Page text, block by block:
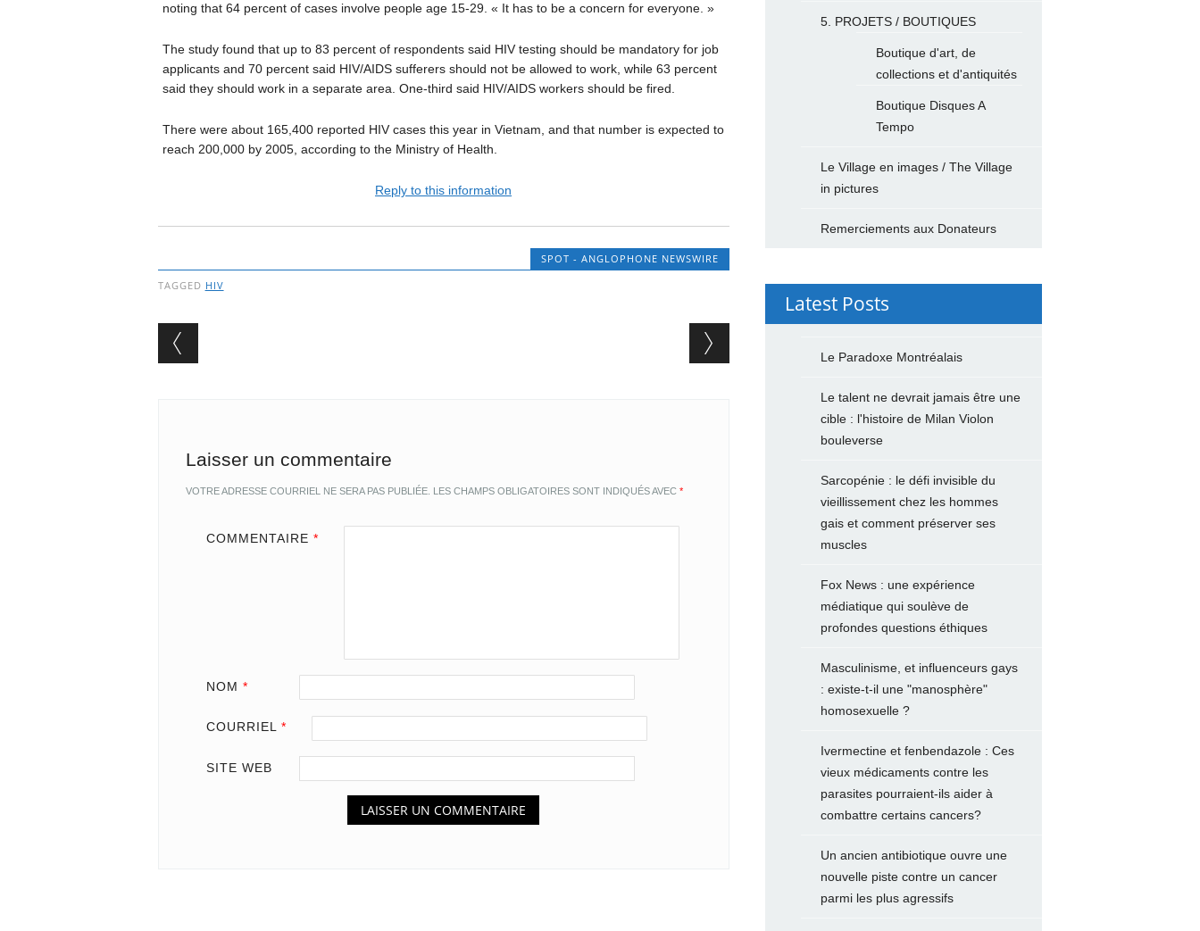
noting that 64 percent of cases involve people age 15-29. « It has to be a concern for everyone. »
The study found that up to 83 percent of respondents said HIV testing should be mandatory for job
applicants and 70 percent said HIV/AIDS sufferers should not be allowed to work, while 63 percent
said they should work in a separate area. One-third said HIV/AIDS workers should be fired.
There were about 165,400 reported HIV cases this year in Vietnam, and that number is expected to
reach 200,000 by 2005, according to the Ministry of Health.
Reply to this information
SPOT - ANGLOPHONE NEWSWIRE
TAGGED HIV
Post navigation
Laisser un commentaire
VOTRE ADRESSE COURRIEL NE SERA PAS PUBLIÉE. LES CHAMPS OBLIGATOIRES SONT INDIQUÉS AVEC *
COMMENTAIRE *
NOM *
COURRIEL *
SITE WEB
5. PROJETS / BOUTIQUES
Boutique d'art, de
collections et d'antiquités
Boutique Disques A
Tempo
Le Village en images / The Village
in pictures
Remerciements aux Donateurs
Latest Posts
Le Paradoxe Montréalais
Le talent ne devrait jamais être une
cible : l'histoire de Milan Violon
bouleverse
Sarcopénie : le défi invisible du
vieillissement chez les hommes
gais et comment préserver ses
muscles
Fox News : une expérience
médiatique qui soulève de
profondes questions éthiques
Masculinisme, et influenceurs gays
: existe-t-il une "manosphère"
homosexuelle ?
Ivermectine et fenbendazole : Ces
vieux médicaments contre les
parasites pourraient-ils aider à
combattre certains cancers?
Un ancien antibiotique ouvre une
nouvelle piste contre un cancer
parmi les plus agressifs